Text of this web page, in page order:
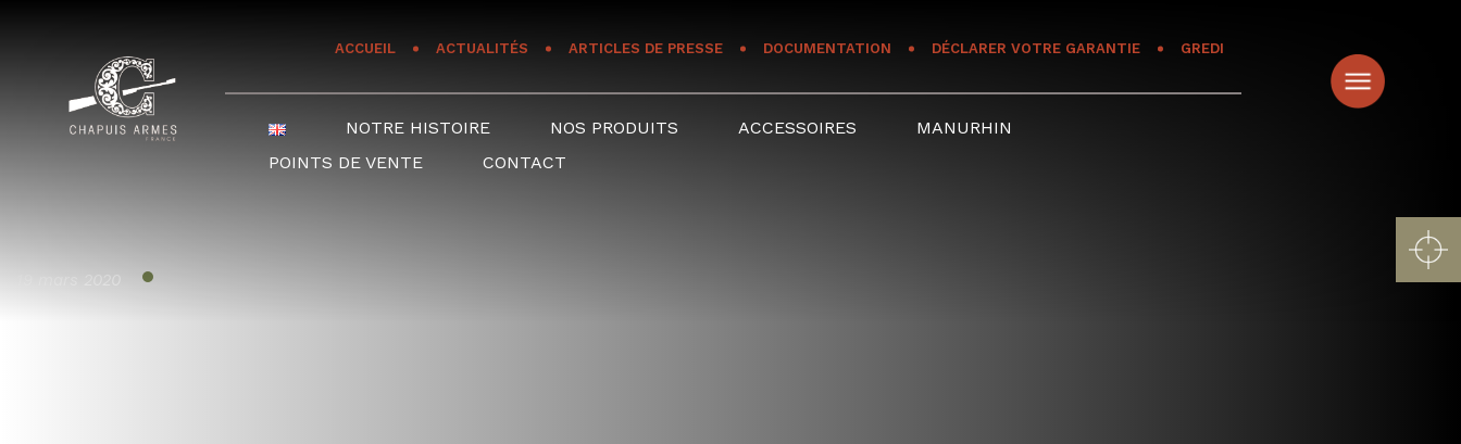
ACCUEIL ACTUALITÉS ARTICLES DE PRESSE DOCUMENTATION DÉCLARER VOTRE GARANTIE GREDI
NOTRE HISTOIRE NOS PRODUITS ACCESSOIRES
MANURHIN
POINTS DE VENTE
CONTACT
19 mars 2020